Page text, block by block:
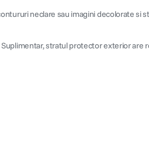
neclare sau imagini decolorate si
stratul protector exterior are